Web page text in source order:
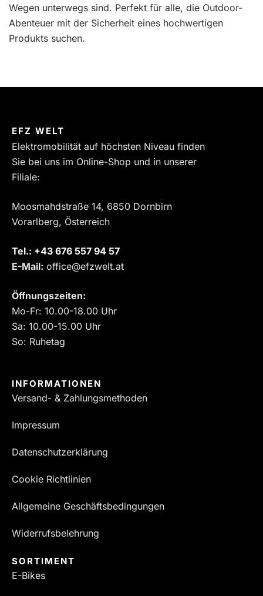
Wegen unterwegs sind. Perfekt für alle, die Outdoor-
Abenteuer mit der Sicherheit eines hochwertigen
Produkts suchen.
EFZ WELT
Elektromobilität auf höchsten Niveau finden
Sie bei uns im Online-Shop und in unserer
Filiale:
Moosmahdstraße 14, 6850 Dornbirn
Vorarlberg, Österreich
Tel.: ‎+43 676 557 94 57
E-Mail: office@efzwelt.at
Öffnungszeiten:
Mo-Fr: 10.00-18.00 Uhr
Sa: 10.00-15.00 Uhr
So: Ruhetag
INFORMATIONEN
Versand- & Zahlungsmethoden
Impressum
Datenschutzerklärung
Cookie Richtlinien
Allgemeine Geschäftsbedingungen
Widerrufsbelehrung
SORTIMENT
E-Bikes